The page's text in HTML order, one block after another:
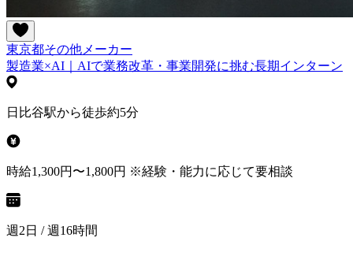
東京都その他 メーカー
製造業×AI｜AIで業務改革・事業開発に挑む長期インターン
日比谷駅から徒歩約5分
時給1,300円〜1,800円 ※経験・能力に応じて要相談
週2日 / 週16時間